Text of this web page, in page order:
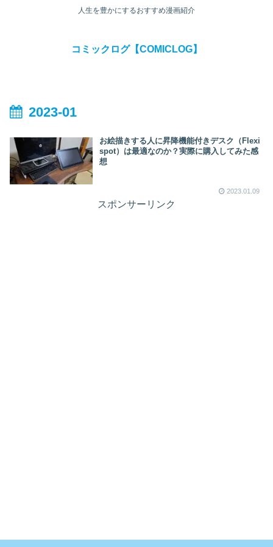
人生を豊かにするおすすめ漫画紹介
コミックログ【COMICLOG】
2023-01
お絵描きする人に昇降機能付きデスク（Flexi
spot）は最適なのか？実際に購入してみた感
想
2023.01.09
スポンサーリンク